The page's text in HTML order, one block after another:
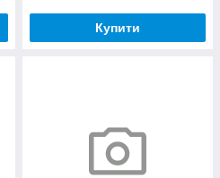
Купити